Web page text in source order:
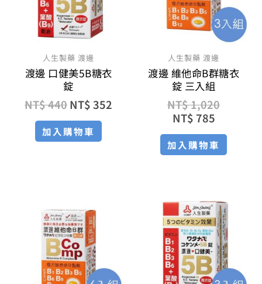
人生製藥 渡邊
渡邊 口健美5B糖衣
錠
NT$440NT$352
加入購物車
人生製藥 渡邊
渡邊 維他命B群糖衣
錠 三入組
NT$1,020
NT$ 785
加入購物車
始
價
格：
NT$ 2,040。
前
價
格：
NT$ 1,530。
原
始
價
格：
NT$
目
前
價
格：
NT$